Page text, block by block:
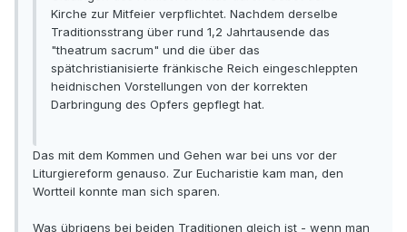
Kirche zur Mitfeier verpflichtet. Nachdem derselbe
Traditionsstrang über rund 1,2 Jahrtausende das
"theatrum sacrum" und die über das
spätchristianisierte fränkische Reich eingeschleppten
heidnischen Vorstellungen von der korrekten
Darbringung des Opfers gepflegt hat.
Das mit dem Kommen und Gehen war bei uns vor der
Liturgiereform genauso. Zur Eucharistie kam man, den
Wortteil konnte man sich sparen.
Was übrigens bei beiden Traditionen gleich ist - wenn man